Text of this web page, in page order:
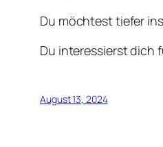
Du möchtest tiefer
Du interessierst dich
August 13, 2024